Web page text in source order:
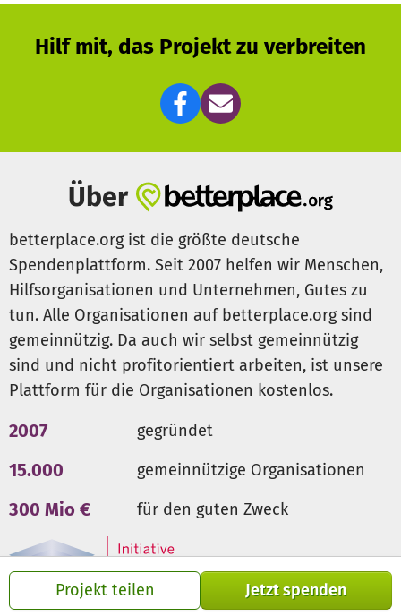
Projekt teilen Jetzt spenden
wieder zurück bringen. Doch die Nachfrage wächst – und
unsere Kapazitäten reichen nicht mehr aus.
Deshalb möchten wir einen weiteren Kleinbus anschaffen.
Die Kosten vor Ort betragen 15.000 €. Bereits 6.500 €
konnten wir sammeln – jetzt brauchen wir deine
Jeder Beitrag zählt
Mit deiner Spende schenkst du nicht nur Mobilität,
sondern Zugang zu Bildung, Teilhabe und Entwicklung. Hilf
uns, noch mehr Kinder und Jugendliche zu erreichen – und
gemeinsam Lebenswege zu verändern.
Danke für deine Solidarität und Unterstützung!
Hilf mit, das Projekt zu verbreiten
Über
betterplace.org ist die größte deutsche
Spendenplattform. Seit 2007 helfen wir Menschen,
Hilfsorganisationen und Unternehmen, Gutes zu
tun. Alle Organisationen auf betterplace.org sind
gemeinnützig. Da auch wir selbst gemeinnützig
sind und nicht profitorientiert arbeiten, ist unsere
Plattform für die Organisationen kostenlos.
2007 gegründet
15.000 gemeinnützige Organisationen
300 Mio € für den guten Zweck